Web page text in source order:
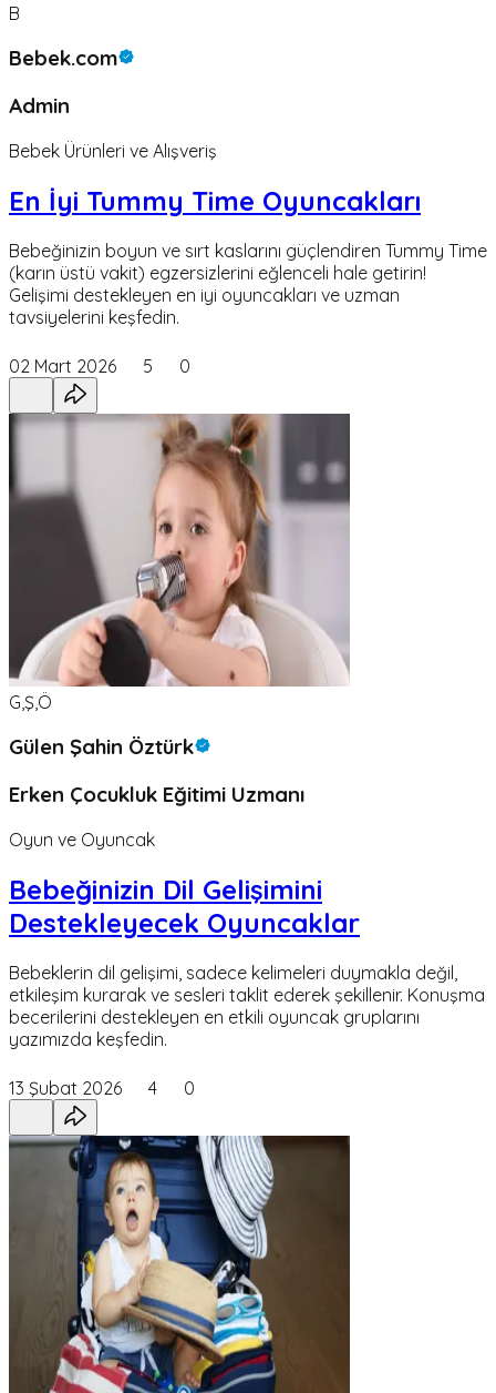
B
Bebek.com
Admin
Bebek Ürünleri ve Alışveriş
En İyi Tummy Time Oyuncakları
Bebeğinizin boyun ve sırt kaslarını güçlendiren Tummy Time
(karın üstü vakit) egzersizlerini eğlenceli hale getirin!
Gelişimi destekleyen en iyi oyuncakları ve uzman
tavsiyelerini keşfedin.
02 Mart 2026 5 0
G,Ş,Ö
Gülen Şahin Öztürk
Erken Çocukluk Eğitimi Uzmanı
Oyun ve Oyuncak
Bebeğinizin Dil Gelişimini
Destekleyecek Oyuncaklar
Bebeklerin dil gelişimi, sadece kelimeleri duymakla değil,
etkileşim kurarak ve sesleri taklit ederek şekillenir. Konuşma
becerilerini destekleyen en etkili oyuncak gruplarını
yazımızda keşfedin.
13 Şubat 2026 4 0